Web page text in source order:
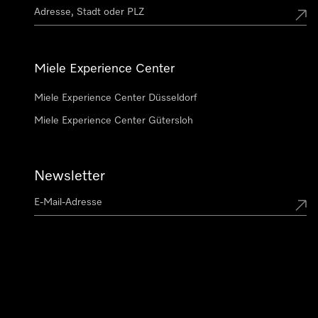
Miele Experience Center
Miele Experience Center Düsseldorf
Miele Experience Center Gütersloh
Newsletter